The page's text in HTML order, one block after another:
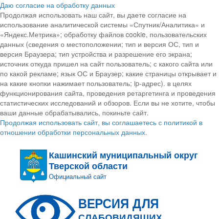
Даю согласие на обработку данных
Продолжая использовать наш сайт, вы даете согласие на
использование аналитической системы «Спутник/Аналитика» и
«Яндекс.Метрика»; обработку файлов cookie, пользовательских
данных (сведения о местоположении; тип и версия ОС, тип и
версия Браузера; тип устройства и разрешение его экрана;
источник откуда пришел на сайт пользователь; с какого сайта или
по какой рекламе; язык ОС и Браузер; какие страницы открывает и
на какие кнопки нажимает пользователь; ip-адрес). в целях
функционирования сайта, проведения ретаргетинга и проведения
статистических исследований и обзоров. Если вы не хотите, чтобы
ваши данные обрабатывались, покиньте сайт.
Продолжая использовать сайт, вы соглашаетесь с политикой в
отношении обработки персональных данных.